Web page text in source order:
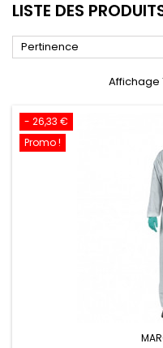
LISTE DES
Pertinence
Affichage
- 26,33 €
Promo !